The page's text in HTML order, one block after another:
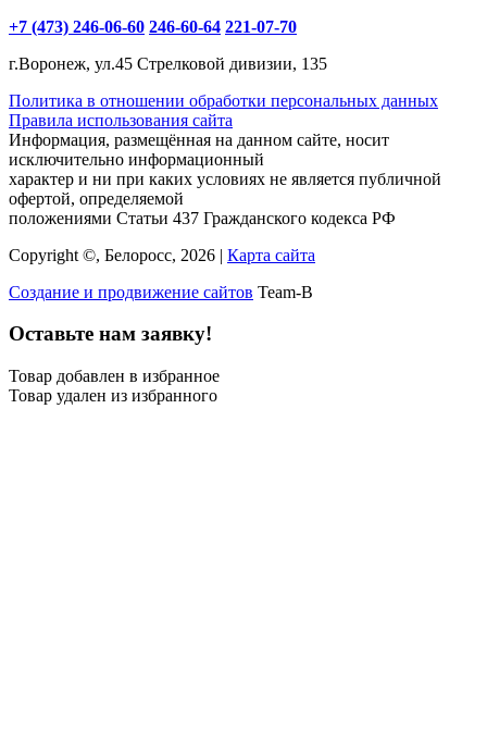
+7 (473) 246-06-60 246-60-64 221-07-70
г.Воронеж, ул.45 Стрелковой дивизии, 135
Политика в отношении обработки персональных данных
Правила использования сайта
Информация, размещённая на данном сайте, носит
исключительно информационный
характер и ни при каких условиях не является публичной
офертой, определяемой
положениями Статьи 437 Гражданского кодекса РФ
Copyright ©, Белоросс, 2026 | Карта сайта
Создание и продвижение сайтов Team-B
Оставьте нам заявку!
Товар добавлен в избранное
Товар удален из избранного